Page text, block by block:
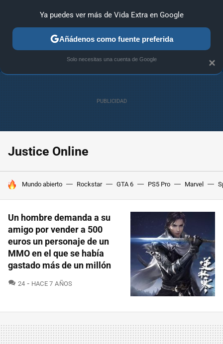
ANÁLISIS GUÍAS Y TRUCOS PC SONY NINTENDO
Justice Online
HOY SE HABLA DE
Mundo abierto Rockstar GTA 6 PS5 Pro Marvel
Un hombre demanda a su
amigo por vender a 500
euros un personaje de un
MMO en el que se había
gastado más de un millón
24 COMENTARIOS
HACE 7 AÑOS
×
Ya puedes ver más de Vida Extra en Google
Añádenos como fuente preferida
Solo necesitas una cuenta de Google